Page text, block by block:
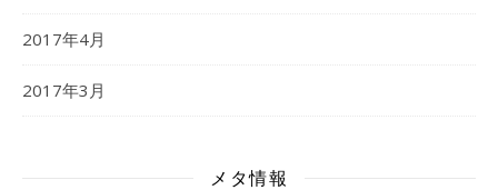
2017年4月
2017年3月
メタ情報